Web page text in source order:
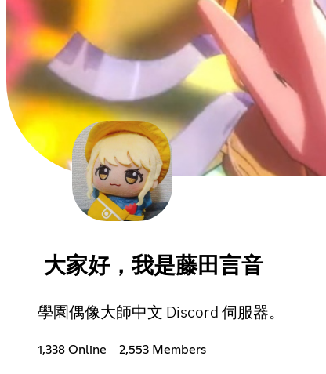
大家好，我是藤田言音
學園偶像大師中文 Discord 伺服器。
1,338 Online 2,553 Members